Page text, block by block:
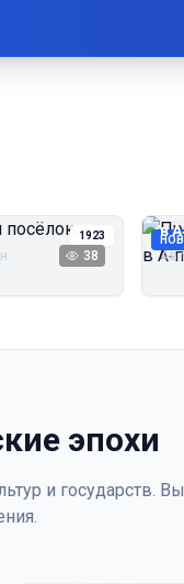
1923
38
в
эпохи
и государств.